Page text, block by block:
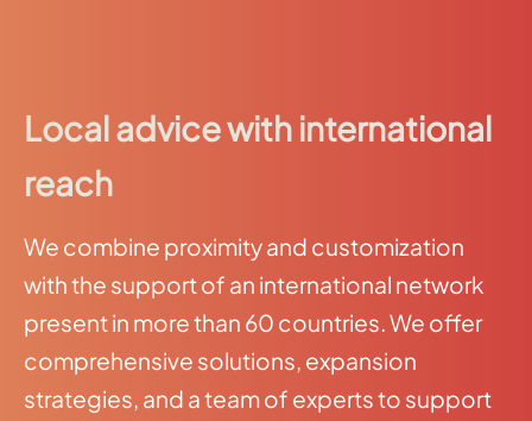
Local advice with international
reach
We combine proximity and customization
with the support of an international network
present in more than 60 countries. We offer
comprehensive solutions, expansion
strategies, and a team of experts to support